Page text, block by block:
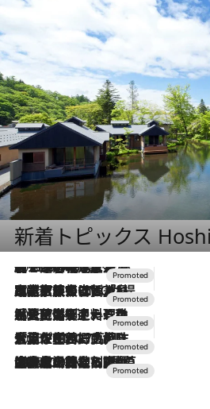
新着トピックス
2026.8.7
【トンボの足水浴】ヒノキの香りに包まれて涼感マックス！約13℃の湧水かけ流しを避暑地「星野温泉 トンボの湯」で体験
2026.7.31
【ホテル帰省】という選択肢をOMOが提案。家族とほどよい距離を保つには「昼は実家、夜は気兼ねなくホテルで！」
2026.7.24
【夏限定ディナーコース】旬を迎える稚鮎や花ズッキーニなどをイタリア・トスカーナの郷土料理の手法で満喫！
2026.7.17
「土佐和ハーブかき氷」がOMO7高知に登場！生姜、山椒、大葉など目にも舌にも涼を呼ぶ郷土の味
2026.7.10
NEW OPEN！【界 草津】名湯の地に誕生。趣の異なる2種の温泉と上州ならではの会席・蕎麦割烹など美食を味わう究極の癒やし旅